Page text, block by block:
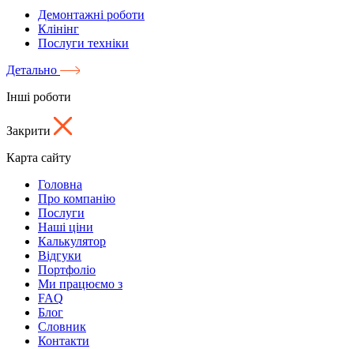
Демонтажні роботи
Клінінг
Послуги техніки
Детально
Інші роботи
Закрити
Карта сайту
Головна
Про компанію
Послуги
Наші ціни
Калькулятор
Відгуки
Портфоліо
Ми працюємо з
FAQ
Блог
Словник
Контакти